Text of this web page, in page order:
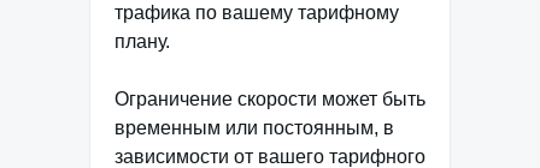
трафика по вашему тарифному
плану.
Ограничение скорости может быть
временным или постоянным, в
зависимости от вашего тарифного